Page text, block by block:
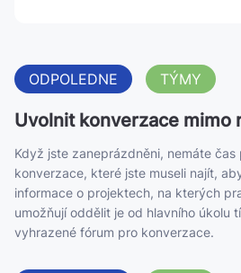
ODPOLEDNE TÝMY
Uvolnit konverzace mimo
Když jste zaneprázdněni, nemáte
konverzace, které jste museli najít,
informace o projektech, na kterých
umožňují oddělit je od hlavního úkolu
vyhrazené fórum pro konverzace.